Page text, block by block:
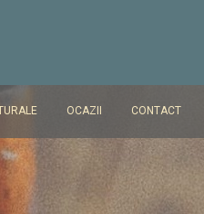
OCAZII CONTACT